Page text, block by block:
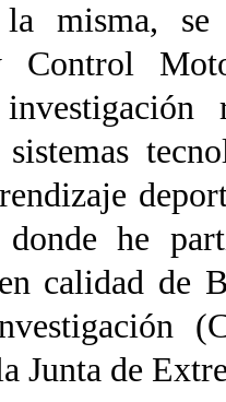
misma,
Control
donde he
calidad de
Junta de